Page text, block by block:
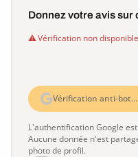
Donnez votre avis sur
Vérification non
Vérification anti-bot…
L'authentification Google
Aucune donnée n'est
photo de profil.